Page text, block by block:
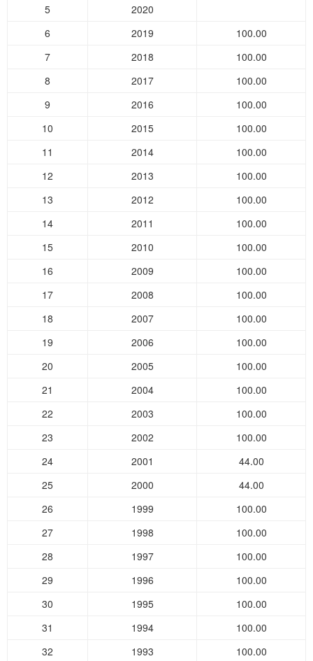
5
2020
6
2019
100.00
7
2018
100.00
8
2017
100.00
9
2016
100.00
10
2015
100.00
11
2014
100.00
12
2013
100.00
13
2012
100.00
14
2011
100.00
15
2010
100.00
16
2009
100.00
17
2008
100.00
18
2007
100.00
19
2006
100.00
20
2005
100.00
21
2004
100.00
22
2003
100.00
23
2002
100.00
24
2001
44.00
25
2000
44.00
26
1999
100.00
27
1998
100.00
28
1997
100.00
29
1996
100.00
30
1995
100.00
31
1994
100.00
32
1993 100.00